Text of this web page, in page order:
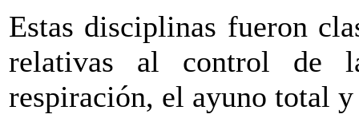
Estas disciplinas fueron
relativas al control de
respiración, el ayuno total y